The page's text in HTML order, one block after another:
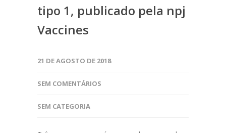
tipo 1, publicado pela npj
Vaccines
21 DE AGOSTO DE 2018
SEM COMENTÁRIOS
SEM CATEGORIA